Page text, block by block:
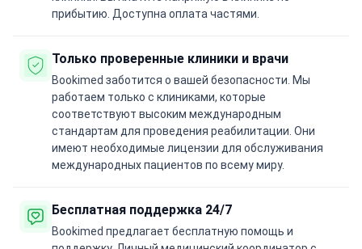
прибытию. Доступна оплата частями.
Только проверенные клиники и врачи
Bookimed заботится о вашей безопасности. Мы
работаем только с клиниками, которые
соответствуют высоким международным
стандартам для проведения реабилитации. Они
имеют необходимые лицензии для обслуживания
международных пациентов по всему миру.
Бесплатная поддержка 24/7
Bookimed предлагает бесплатную помощь и